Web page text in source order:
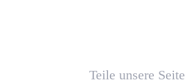
Teile unsere Seite